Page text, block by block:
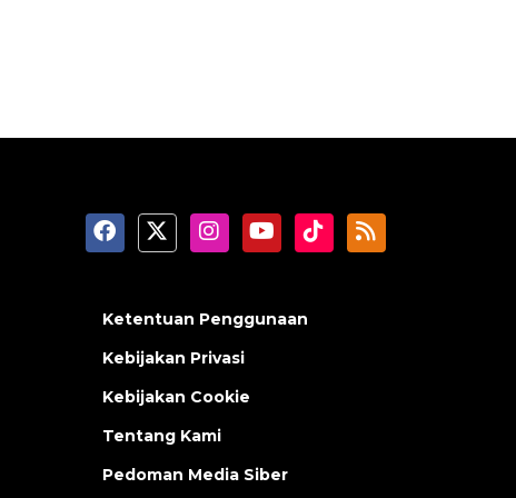
Ketentuan Penggunaan
Kebijakan Privasi
Kebijakan Cookie
Tentang Kami
Pedoman Media Siber